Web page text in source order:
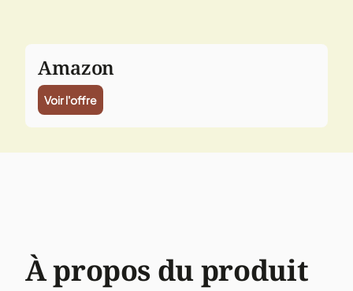
Amazon
Voir l'offre
À propos du produit